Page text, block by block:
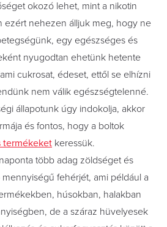
okozó lehet, mint a nikotin
ezért nehezen álljuk meg, hogy ne
egy egészséges és
nyugodtan ehetünk hetente
cukrosat, édeset, ettől se elhízni
nem válik egészségtelenné.
állapotunk úgy indokolja, akkor
és fontos, hogy a boltok
termékeket keressük.
több adag zöldséget és
fehérjét, ami például a
húsokban, halakban
de a száraz hüvelyesek